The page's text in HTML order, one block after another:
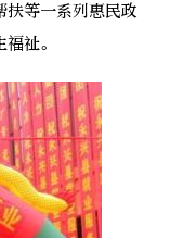
扶等一系列惠民政
祉。